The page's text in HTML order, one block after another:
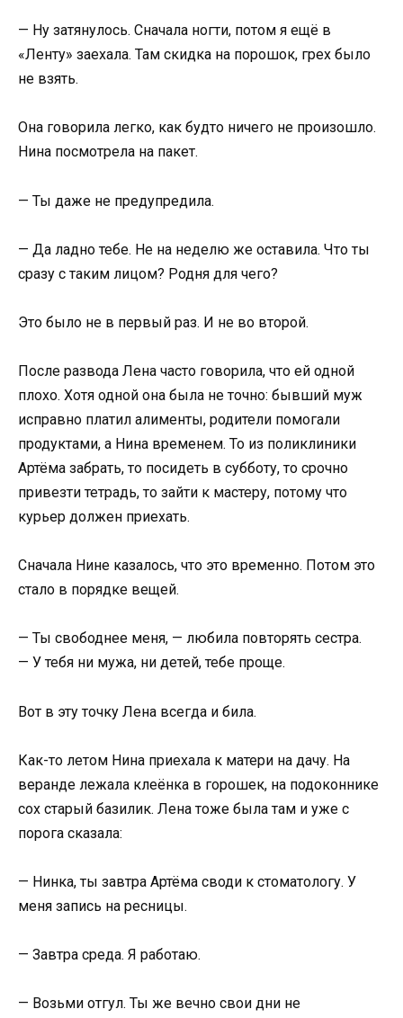
— Ну затянулось. Сначала ногти, потом я ещё в
«Ленту» заехала. Там скидка на порошок, грех было
не взять.
Она говорила легко, как будто ничего не произошло.
Нина посмотрела на пакет.
— Ты даже не предупредила.
— Да ладно тебе. Не на неделю же оставила. Что ты
сразу с таким лицом? Родня для чего?
Это было не в первый раз. И не во второй.
После развода Лена часто говорила, что ей одной
плохо. Хотя одной она была не точно: бывший муж
исправно платил алименты, родители помогали
продуктами, а Нина временем. То из поликлиники
Артёма забрать, то посидеть в субботу, то срочно
привезти тетрадь, то зайти к мастеру, потому что
курьер должен приехать.
Сначала Нине казалось, что это временно. Потом это
стало в порядке вещей.
— Ты свободнее меня, — любила повторять сестра.
— У тебя ни мужа, ни детей, тебе проще.
Вот в эту точку Лена всегда и била.
Как-то летом Нина приехала к матери на дачу. На
веранде лежала клеёнка в горошек, на подоконнике
сох старый базилик. Лена тоже была там и уже с
порога сказала:
— Нинка, ты завтра Артёма своди к стоматологу. У
меня запись на ресницы.
— Завтра среда. Я работаю.
— Возьми отгул. Ты же вечно свои дни не